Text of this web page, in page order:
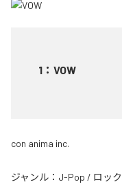
1 ： VOW
con anima inc.
ジャンル： J-Pop / ロック